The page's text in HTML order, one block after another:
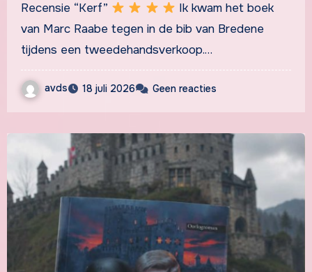
Recensie “Kerf”
Ik kwam het boek
van Marc Raabe tegen in de bib van Bredene
tijdens een tweedehandsverkoop.…
avds 18 juli 2026 Geen reacties